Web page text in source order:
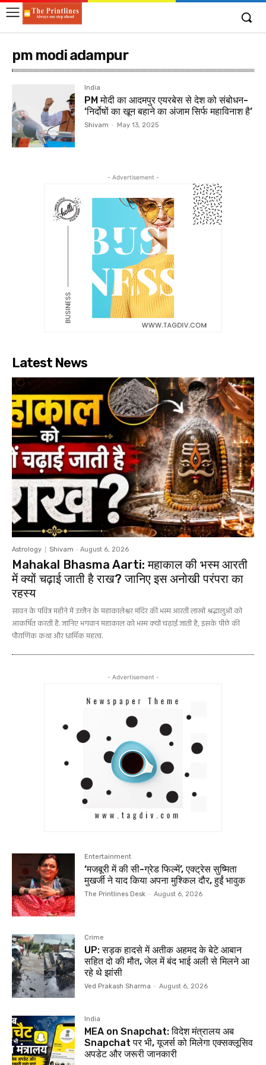
pm modi adampur
India
PM मोदी का आदमपुर एयरबेस से देश को संबोधन-
‘निर्दोषों का खून बहाने का अंजाम सिर्फ महाविनाश है’
Shivam - May 13, 2025
- Advertisement -
Latest News
Astrology Shivam - August 6, 2026
Mahakal Bhasma Aarti: महाकाल की भस्म आरती
में क्यों चढ़ाई जाती है राख? जानिए इस अनोखी परंपरा का
रहस्य
सावन के पवित्र महीने में उज्जैन के महाकालेश्वर मंदिर की भस्म आरती लाखों श्रद्धालुओं को
आकर्षित करती है. जानिए भगवान महाकाल को भस्म क्यों चढ़ाई जाती है, इसके पीछे की
पौराणिक कथा और धार्मिक महत्व.
- Advertisement -
Entertainment
‘मजबूरी में की सी-ग्रेड फिल्में’, एक्ट्रेस सुष्मिता
मुखर्जी ने याद किया अपना मुश्किल दौर, हुईं भावुक
The Printlines Desk - August 6, 2026
Crime
UP: सड़क हादसे में अतीक अहमद के बेटे आबान
सहित दो की मौत, जेल में बंद भाई अली से मिलने आ
रहे थे झांसी
Ved Prakash Sharma - August 6, 2026
India
MEA on Snapchat: विदेश मंत्रालय अब
Snapchat पर भी, यूजर्स को मिलेगा एक्सक्लूसिव
अपडेट और जरूरी जानकारी